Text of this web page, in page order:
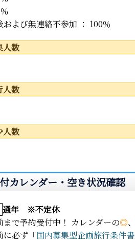
および無連絡不参加 ： 100％
人数
人数
人数
カレンダー・空き状況確認
通年 ※不定休
で予約受付中！ カレンダーの◎、
に必ず「国内募集型企画旅行条件書